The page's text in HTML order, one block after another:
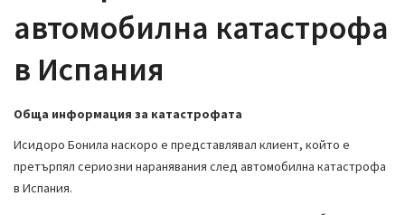
автомобилна катастрофа
в Испания
Обща информация за катастрофата
Исидоро Бонила наскоро е представлявал клиент, който е
претърпял сериозни наранявания след автомобилна катастрофа
в Испания.